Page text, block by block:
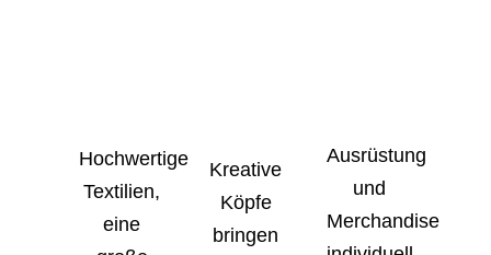
Hochwertige
Textilien,
eine
Kreative
Köpfe
bringen
Ausrüstung
und
Merchandise